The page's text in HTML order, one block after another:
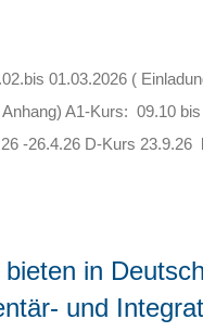
01.03.2026 (
A1-Kurs: 09.10
-26.4.26 D-Kurs
in
und